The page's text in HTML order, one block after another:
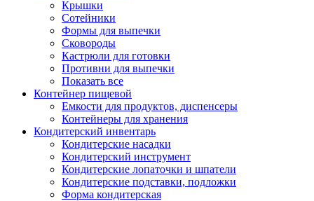
Крышки
Сотейники
Формы для выпечки
Сковороды
Кастрюли для готовки
Противни для выпечки
Показать все
Контейнер пищевой
Емкости для продуктов, диспенсеры
Контейнеры для хранения
Кондитерский инвентарь
Кондитерские насадки
Кондитерский инструмент
Кондитерские лопаточки и шпатели
Кондитерские подставки, подложки
Форма кондитерская